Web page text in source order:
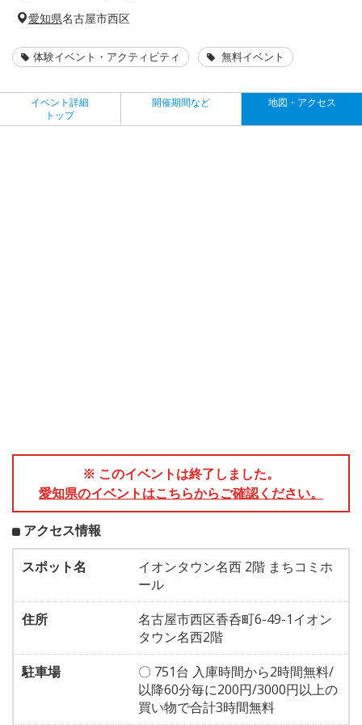
愛知県名古屋市西区
体験イベント・アクティビティ 無料イベント
イベント詳細
トップ
開催期間など 地図・アクセス
※ このイベントは終了しました。
愛知県のイベントはこちらからご確認ください。
アクセス情報
スポット名
イオンタウン名西 2階 まちコミホ
ール
住所
名古屋市西区香呑町6-49-1イオン
タウン名西2階
駐車場
〇 751台 入庫時間から2時間無料/
以降60分毎に200円/3000円以上の
買い物で合計3時間無料